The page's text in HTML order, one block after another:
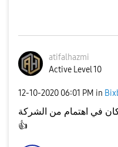
atifalhazmi
Active Level 10
‎12-10-2020 06:01 PM in
في اهتمام من الشركة
👍